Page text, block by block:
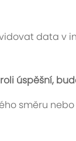
data v
úspěšní,
směru